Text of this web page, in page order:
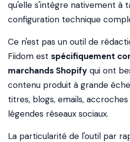
qu'elle s'intègre nativement à
configuration technique
Ce n'est pas un outil de
Fiidom est spécifiquement
marchands Shopify qui ont
contenu produit à grande
titres, blogs, emails,
légendes réseaux sociaux.
La particularité de l'outil par